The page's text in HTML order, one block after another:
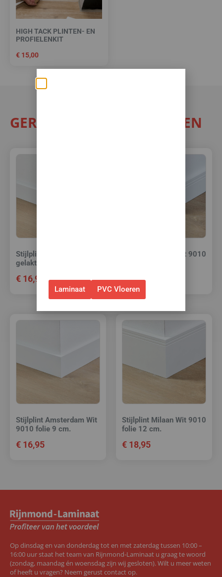
HIGH TACK PLINTEN- EN
PROFIELENKIT
€ 15,00
GERELATEERDE PRODUCTEN
Stijlplint Berlijn Wit 9010
gelakt 7 cm.
€ 16,95
Stijlplint Milaan Wit 9010
€16,95
Stijlplint Amsterdam Wit
9010 folie 9 cm.
€ 16,95
Stijlplint Milaan Wit 9010
folie 12 cm.
€ 18,95
Op dinsdag en van donderdag tot en met zaterdag tussen 10:00 –
16:00 uur staat het team van Rijnmond-Laminaat u graag te woord
(zondag, maandag én woensdag zijn wij gesloten). Wilt u meer weten
of heeft u vragen? Neem gerust contact op.
Laminaat PVC Vloeren